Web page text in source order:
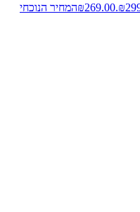
₪269.00
המחיר הנוכחי